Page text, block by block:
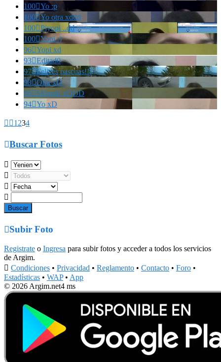
100Yo :p
100Yo otra xddd
100Piyopi ..dd
100Yopi :)
96Yopi xd
93Editad0
97Felices pascuas!!!
93Otra xD
96 Shiopiii xDDD
94Yo xD
 1 234
Buscar Fotos




Subir Foto
Registrate o Ingresa para subir fotos y acceder a todos los servicios
de Argim.
 Condiciones • Privacidad • Reglamento • Contacto • Foro •
Estadísticas • WAP• App
© 2026 Argim.net4 ms